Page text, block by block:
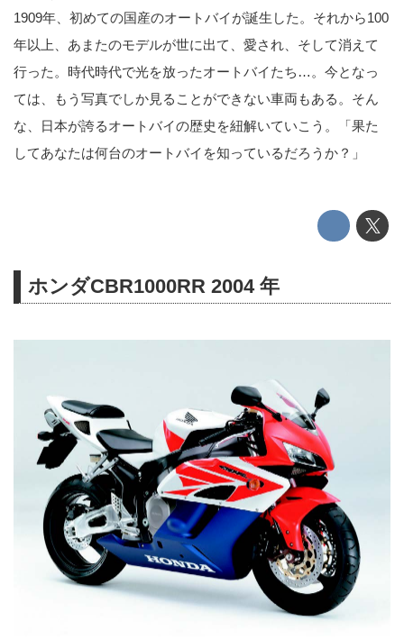
1909年、初めての国産のオートバイが誕生した。それから100
年以上、あまたのモデルが世に出て、愛され、そして消えて
行った。時代時代で光を放ったオートバイたち…。今となっ
ては、もう写真でしか見ることができない車両もある。そん
な、日本が誇るオートバイの歴史を紐解いていこう。「果た
してあなたは何台のオートバイを知っているだろうか？」
ホンダCBR1000RR 2004 年